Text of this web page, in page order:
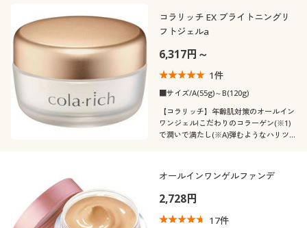
コラリッチ EX ブライトニングリ
フトジェルa
6,317円～
1件
■サイズ/A(55g)～B(120g)
【コラリッチ】年齢肌対策のオールイン
ワンジェル!こだわりのコラーゲン(※1)
で潤いで満たし(※A)弾むようなハリツ
オールインワンゲルファンデ
2,728円
17件